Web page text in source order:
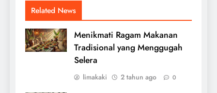
Related News
Menikmati Ragam Makanan
Tradisional yang Menggugah
Selera
limakaki 2 tahun ago 0